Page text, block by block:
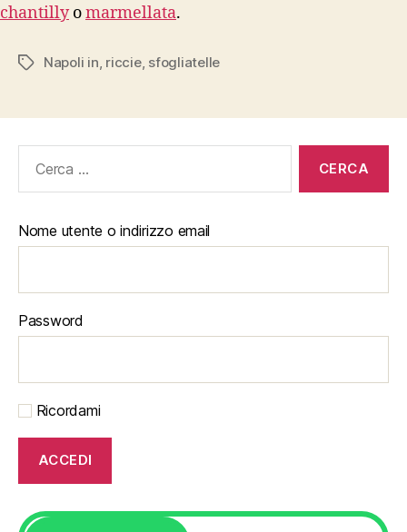
chantillyomarmellata.
Tag Napoli in riccie, sfogliatelle
Nome utente o indirizzo email
Password
Ricordami